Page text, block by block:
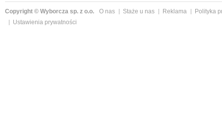
Copyright © Wyborcza sp. z o.o. O nas Staże u nas Reklama
Polityka
Ustawienia prywatności